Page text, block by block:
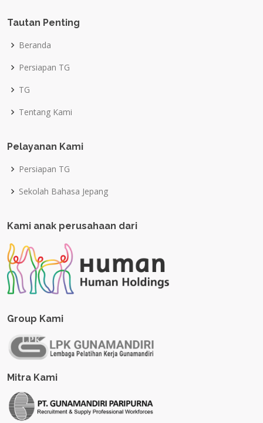
Tautan Penting
Beranda
Persiapan TG
TG
Tentang Kami
Pelayanan Kami
Persiapan TG
Sekolah Bahasa Jepang
Kami anak perusahaan dari
Group Kami
Mitra Kami